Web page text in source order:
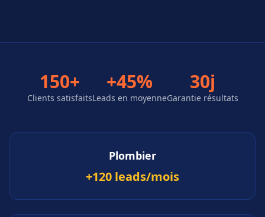
150+
Clients satisfaits
+45%
Leads en moyenne
30j
Garantie résultats
Plombier
+120 leads/mois